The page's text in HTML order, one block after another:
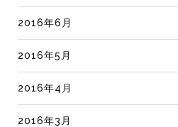
2016年6月
2016年5月
2016年4月
2016年3月